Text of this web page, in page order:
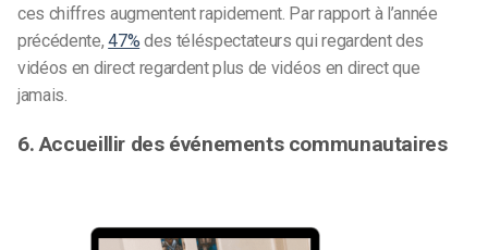
ces chiffres augmentent rapidement. Par rapport à l’année
précédente,47% des téléspectateurs qui regardent des
vidéos en direct regardent plus de vidéos en direct que
jamais.
6. Accueillir des événements communautaires